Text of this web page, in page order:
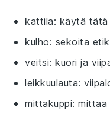
kattila: käytä tätä
kulho: sekoita
veitsi: kuori ja
leikkuulauta:
mittakuppi: